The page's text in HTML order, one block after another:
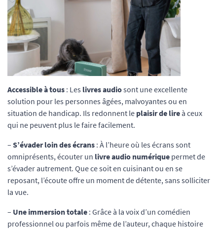
Accessible à tous : Les livres audiosont une excellente
solution pour les personnes âgées, malvoyantes ou en
situation de handicap. Ils redonnent le plaisir de lire à ceux
qui ne peuvent plus le faire facilement.
– S’évader loin des écrans : À l’heure où les écrans sont
omniprésents, écouter un livre audio numérique permet de
s’évader autrement. Que ce soit en cuisinant ou en se
reposant, l’écoute offre un moment de détente, sans solliciter
la vue.
– Une immersion totale : Grâce à la voix d’un comédien
professionnel ou parfois même de l’auteur, chaque histoire